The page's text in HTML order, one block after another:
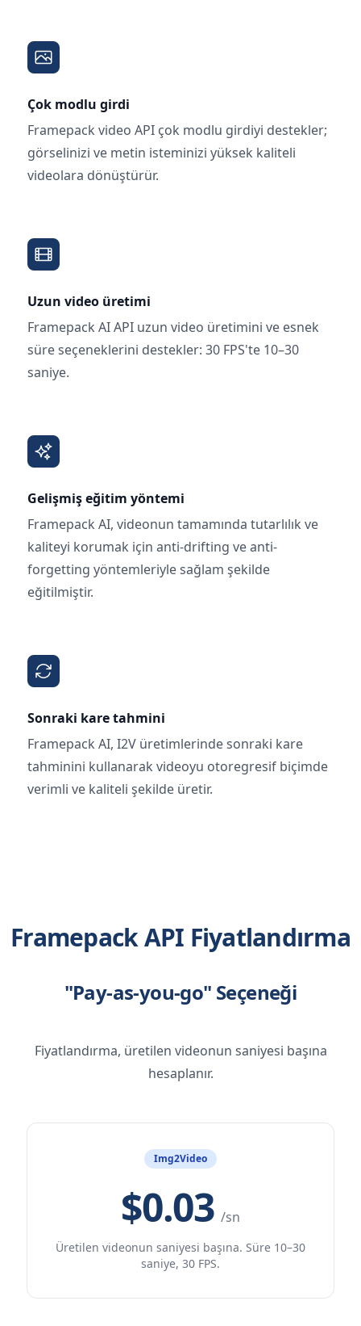
Çok modlu girdi
Framepack video API çok modlu girdiyi destekler;
görselinizi ve metin isteminizi yüksek kaliteli
videolara dönüştürür.
Uzun video üretimi
Framepack AI API uzun video üretimini ve esnek
süre seçeneklerini destekler: 30 FPS'te 10–30
saniye.
Gelişmiş eğitim yöntemi
Framepack AI, videonun tamamında tutarlılık ve
kaliteyi korumak için anti-drifting ve anti-
forgetting yöntemleriyle sağlam şekilde
eğitilmiştir.
Sonraki kare tahmini
Framepack AI, I2V üretimlerinde sonraki kare
tahminini kullanarak videoyu otoregresif biçimde
verimli ve kaliteli şekilde üretir.
Framepack API Fiyatlandırma
"Pay-as-you-go" Seçeneği
Fiyatlandırma, üretilen videonun saniyesi başına
hesaplanır.
Img2Video
$0.03 /sn
Üretilen videonun saniyesi başına. Süre 10–30
saniye, 30 FPS.